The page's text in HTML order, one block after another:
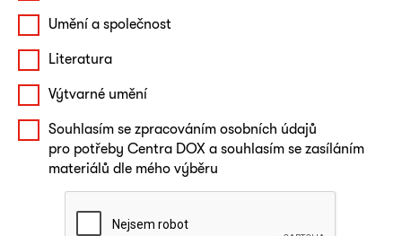
Umění a společnost
Literatura
Výtvarné umění
Souhlasím se zpracováním osobních údajů
pro potřeby Centra DOX a souhlasím se zasíláním
materiálů dle mého výběru